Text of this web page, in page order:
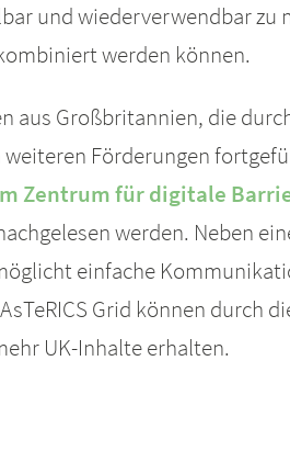
und wiederverwendbar zu
werden können.
Großbritannien, die
Förderungen
Zentrum für digitale
werden. Neben
einfache
Grid können durch
UK-Inhalte erhalten.